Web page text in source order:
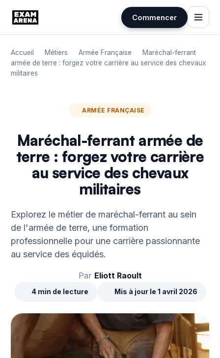
Commencer
contenu
Accueil Métiers Armée Française
Maréchal-ferrant
armée de terre : forgez votre carrière au service des chevaux
militaires
ARMÉE FRANÇAISE
Maréchal-ferrant armée de
terre : forgez votre carrière
au service des chevaux
militaires
Explorez le métier de maréchal-ferrant au sein
de l'armée de terre, une formation
professionnelle pour une carrière passionnante
au service des équidés.
Par Eliott Raoult
4 min de lecture Mis à jour le 1 avril 2026